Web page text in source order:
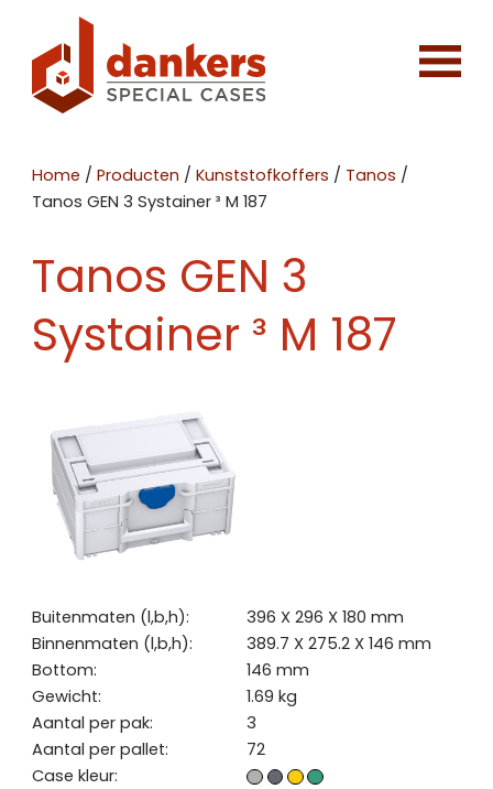
Home /Producten /Kunststofkoffers / Tanos /
Tanos GEN 3 Systainer ³ M 187
Tanos GEN 3
Systainer ³ M 187
Buitenmaten (l,b,h):
396 X 296 X 180 mm
Binnenmaten (l,b,h):
389.7 X 275.2 X 146 mm
Bottom:
146 mm
Gewicht:
1.69 kg
Aantal per pak:
3
Aantal per pallet:
72
Case kleur: